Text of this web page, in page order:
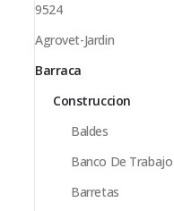
9524
Agrovet-Jardin
Barraca
Construccion
Baldes
Banco De Trabajo
Barretas